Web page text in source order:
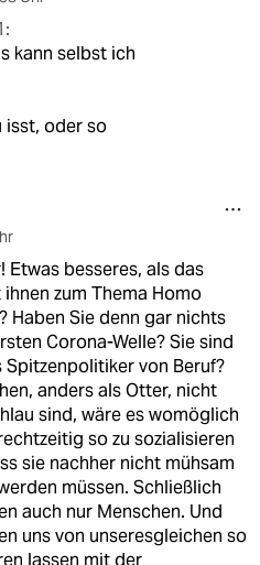
kann selbst ich
isst, oder so
Etwas besseres, als das
zum Thema Homo
Haben Sie denn gar nichts
Corona-Welle? Sie sind
von Beruf?
anders als Otter, nicht
sind, wäre es womöglich
so zu sozialisieren
sie nachher nicht mühsam
müssen. Schließlich
auch nur Menschen. Und
uns von unseresgleichen so
lassen mit der